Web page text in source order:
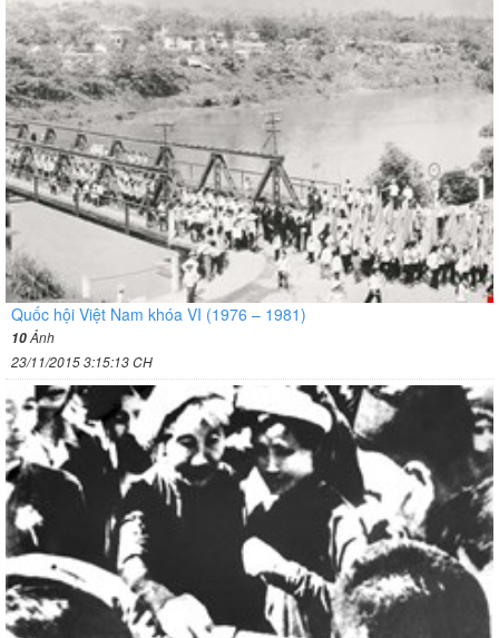
Quốc hội Việt Nam khóa VI (1976 – 1981)
10Ảnh
23/11/2015 3:15:13 CH